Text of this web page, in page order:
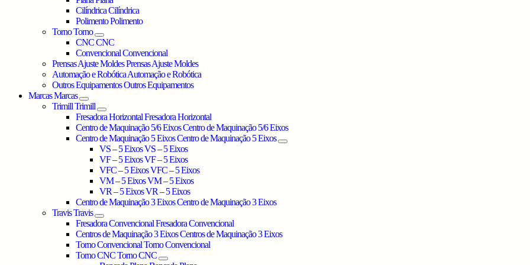
CilíndricaCilíndrica
PolimentoPolimento
TornoTorno
CNCCNC
ConvencionalConvencional
Prensas Ajuste MoldesPrensas Ajuste Moldes
Automação e RobóticaAutomação e Robótica
Outros EquipamentosOutros Equipamentos
MarcasMarcas
TrimillTrimill
Fresadora HorizontalFresadora Horizontal
Centro de Maquinação 5/6 EixosCentro de Maquinação 5/6 Eixos
Centro de Maquinação 5 EixosCentro de Maquinação 5 Eixos
VS – 5 EixosVS – 5 Eixos
VF – 5 EixosVF – 5 Eixos
VFC – 5 EixosVFC – 5 Eixos
VM – 5 EixosVM – 5 Eixos
VR – 5 EixosVR – 5 Eixos
Centro de Maquinação 3 EixosCentro de Maquinação 3 Eixos
TravisTravis
Fresadora ConvencionalFresadora Convencional
Centros de Maquinação 3 EixosCentros de Maquinação 3 Eixos
Torno ConvencionalTorno Convencional
Torno CNCTorno CNC